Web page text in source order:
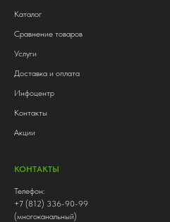
Каталог
Сравнение товаров
Услуги
Доставка и оплата
Инфоцентр
Контакты
Акции
КОНТАКТЫ
Телефон:
+7 (812) 336-90-99
(многоканальный)